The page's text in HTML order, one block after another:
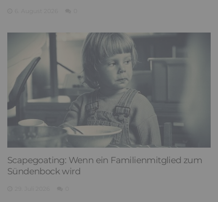
Scapegoating: Wenn ein Familienmitglied zum
Sündenbock wird